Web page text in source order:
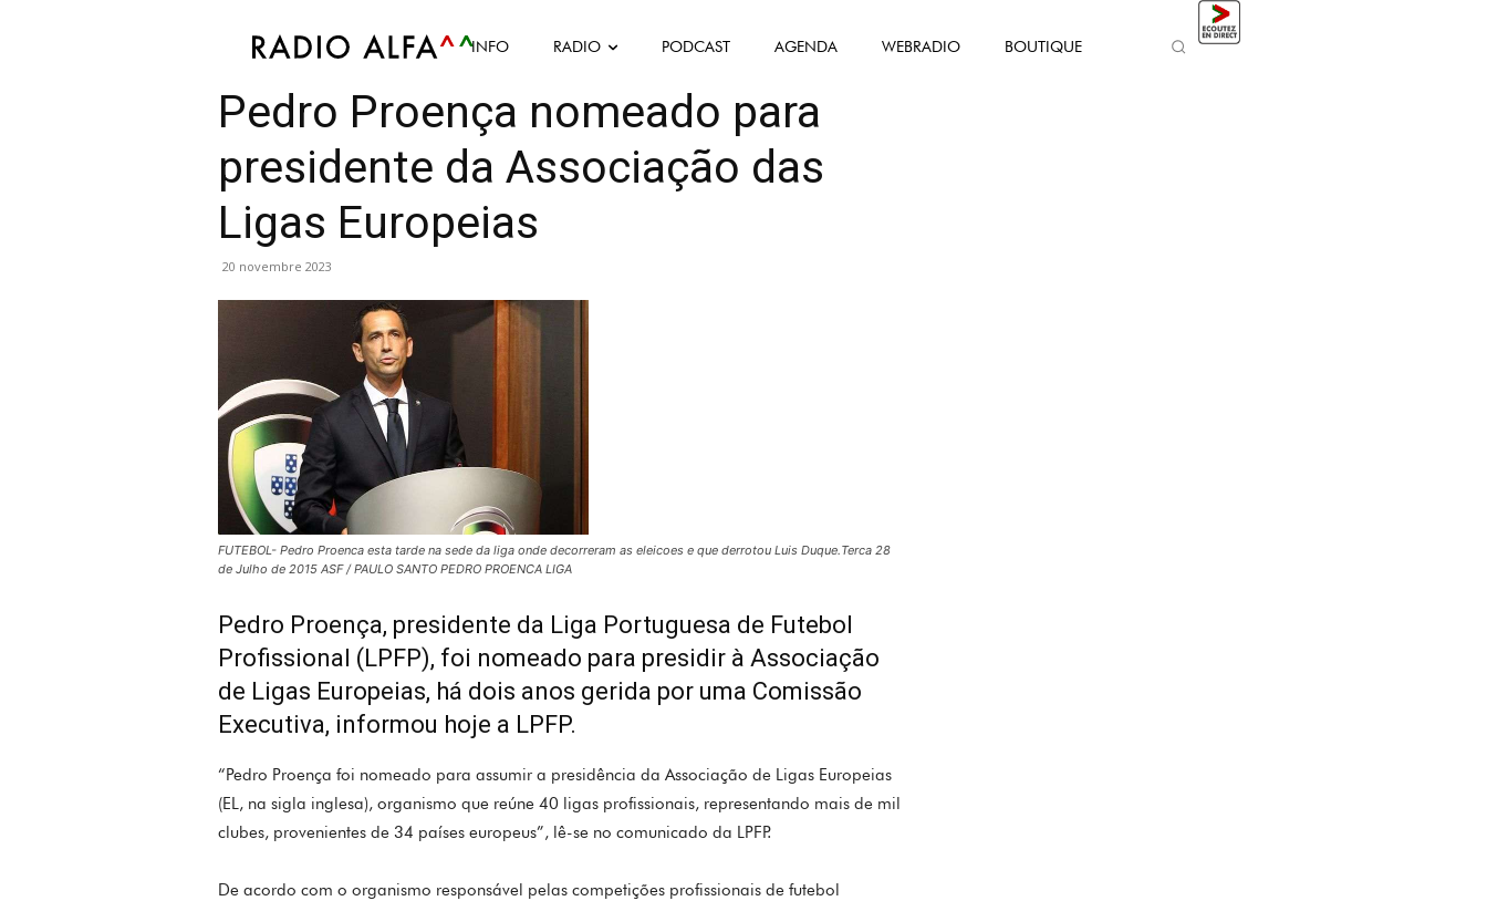
INFO RADIO PODCAST AGENDA WEBRADIO BOUTIQUE
Atualidade Desportiva Futebol
Pedro Proença nomeado para
presidente da Associação das
Ligas Europeias
20 novembre 2023
FUTEBOL- Pedro Proenca esta tarde na sede da liga onde decorreram as eleicoes e que derrotou Luis Duque.Terca 28
de Julho de 2015 ASF / PAULO SANTO PEDRO PROENCA LIGA
Pedro Proença, presidente da Liga Portuguesa de Futebol
Profissional (LPFP), foi nomeado para presidir à Associação
de Ligas Europeias, há dois anos gerida por uma Comissão
Executiva, informou hoje a LPFP.
“Pedro Proença foi nomeado para assumir a presidência da Associação de Ligas Europeias
(EL, na sigla inglesa), organismo que reúne 40 ligas profissionais, representando mais de mil
clubes, provenientes de 34 países europeus”, lê-se no comunicado da LPFP.
De acordo com o organismo responsável pelas competições profissionais de futebol